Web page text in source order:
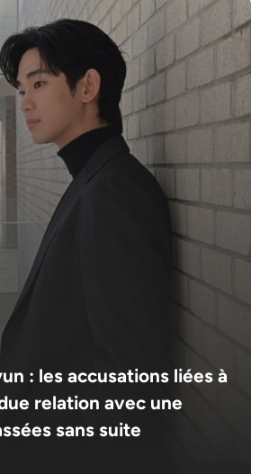
: les accusations liées à
relation avec une
sans suite